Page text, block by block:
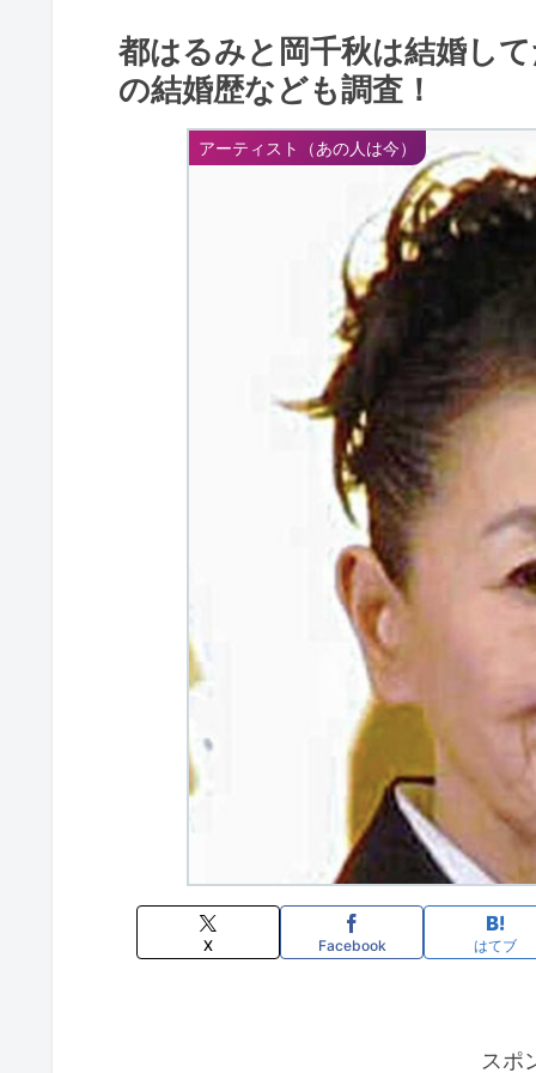
都はるみと岡千秋は結婚し
の結婚歴なども調査！
アーティスト（あの人は今）
X Facebook はてブ
スポ